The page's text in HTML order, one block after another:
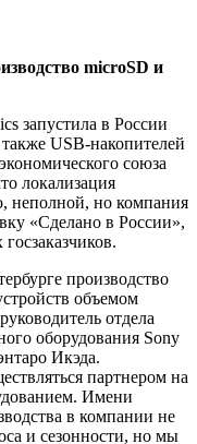
microSD и
запустила в России
USB-накопителей
союза
локализация
неполной, но компания
«Сделано в России»,
производство
объемом
отдела
оборудования Sony
Икэда.
партнером на
Имени
в компании не
и сезонности, но мы